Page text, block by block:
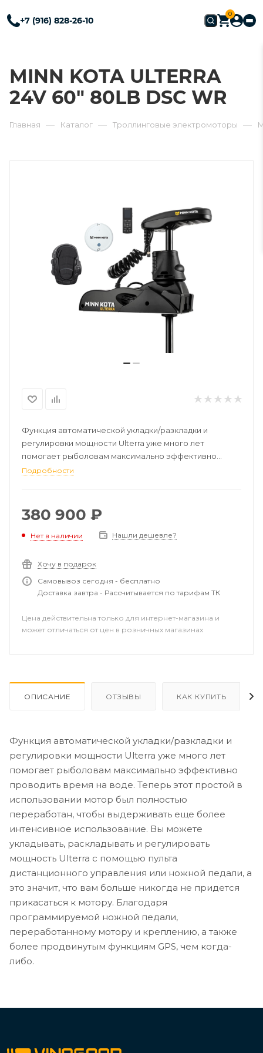
+7 (916) 828-26-10
0
MINN KOTA ULTERRA
24V 60" 80LB DSC WR
Главная — Каталог — Троллинговые электромоторы —
Функция автоматической укладки/разкладки и
регулировки мощности Ulterra уже много лет
помогает рыболовам максимально эффективно
проводить время на воде. Теперь этот простой в
использование. Вы можете укладывать, раскладывать
и регулировать мощность Ulterra с помощью пульта
дистанционного управления или ножной педали, а это
прикасаться к мотору. Благодаря программируемой
креплению, а также более продвинутым функциям
GPS, чем когда-либо.
Подробности
380 900 ₽
Нет в наличии Нашли дешевле?
Хочу в подарок
Самовывоз сегодня - бесплатно
Доставка завтра - Рассчитывается по тарифам ТК
Цена действительна только для интернет-магазина и
может отличаться от цен в розничных магазинах
ОПИСАНИЕ ОТЗЫВЫ КАК КУПИТЬ
Функция автоматической укладки/разкладки и
регулировки мощности Ulterra уже много лет
помогает рыболовам максимально эффективно
проводить время на воде. Теперь этот простой в
использовании мотор был полностью
переработан, чтобы выдерживать еще более
интенсивное использование. Вы можете
укладывать, раскладывать и регулировать
мощность Ulterra с помощью пульта
дистанционного управления или ножной педали, а
это значит, что вам больше никогда не придется
прикасаться к мотору. Благодаря
программируемой ножной педали,
переработанному мотору и креплению, а также
более продвинутым функциям GPS, чем когда-
либо.